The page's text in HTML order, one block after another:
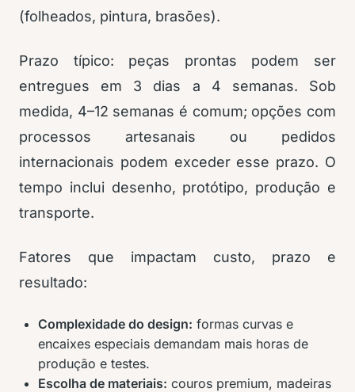
(folheados, pintura, brasões).
Prazo típico: peças prontas podem ser
entregues em 3 dias a 4 semanas. Sob
medida, 4–12 semanas é comum; opções com
processos artesanais ou pedidos
internacionais podem exceder esse prazo. O
tempo inclui desenho, protótipo, produção e
transporte.
Fatores que impactam custo, prazo e
resultado:
Complexidade do design: formas curvas e
encaixes especiais demandam mais horas de
produção e testes.
Escolha de materiais: couros premium, madeiras